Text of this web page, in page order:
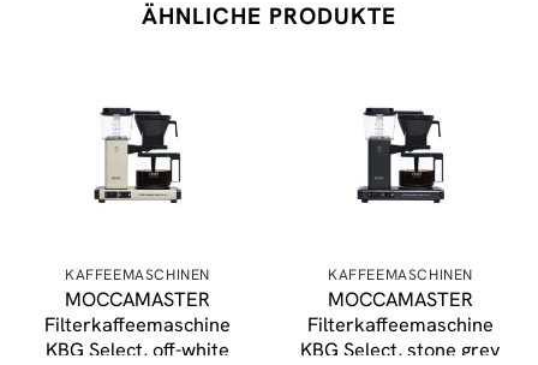
ÄHNLICHE PRODUKTE
KAFFEEMASCHINEN
MOCCAMASTER
Filterkaffeemaschine
KBG Select, off-white
KAFFEEMASCHINEN
MOCCAMASTER
Filterkaffeemaschine
KBG Select, stone grey